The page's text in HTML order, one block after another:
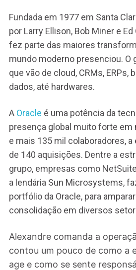
Fundada em 1977 em Santa
por Larry Ellison, Bob Miner e
fez parte das maiores
mundo moderno presenciou. O
que vão de cloud, CRMs, ERPs,
dados, até hardwares.
A Oracle é uma potência da
presença global muito forte em
e mais 135 mil colaboradores,
de 140 aquisições. Dentre a
grupo, empresas como
a lendária Sun Microsystems,
portfólio da Oracle, para
consolidação em diversos
Alexandre comanda a
contou um pouco de como a
age e como se sente